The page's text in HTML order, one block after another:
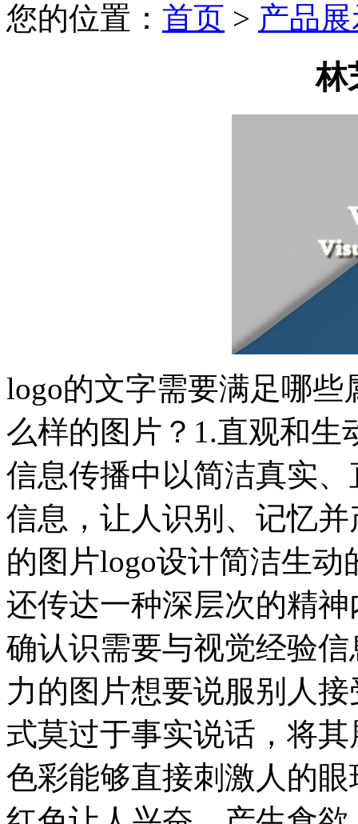
您的位置： 首页 > 产品
林
logo的文字需要满足哪些
么样的图片？1.直观和生
信息传播中以简洁真实
信息，让人识别、记忆
的图片logo设计简洁生
还传达一种深层次的精
确认识需要与视觉经验
力的图片想要说服别人
式莫过于事实说话，将
色彩能够直接刺激人的